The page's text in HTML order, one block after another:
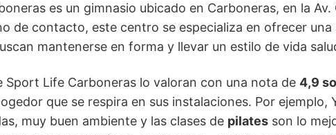
es un gimnasio ubicado en Carboneras, en la
de contacto, este centro se especializa en ofrecer
mantenerse en forma y llevar un estilo de vida
Sport Life Carboneras lo valoran con una nota de 4,9
que se respira en sus instalaciones. Por
muy buen ambiente y las clases de pilates son lo